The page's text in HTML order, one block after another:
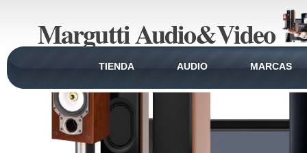
Margutti Audio&Video
TIENDA AUDIO MARCAS